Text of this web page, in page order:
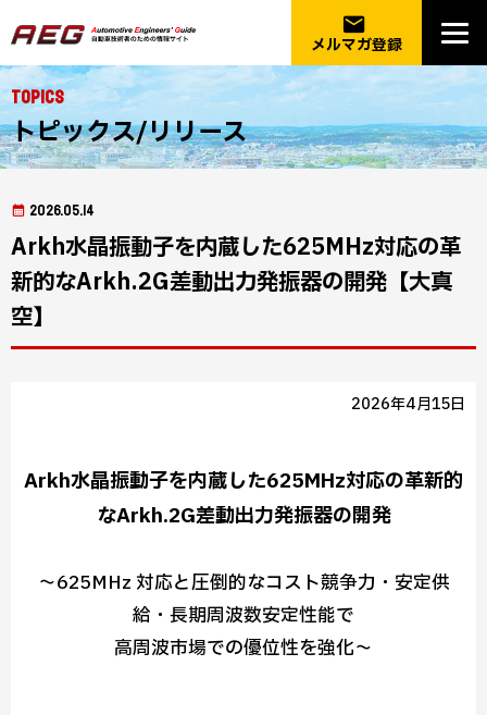
email
メルマガ登録
Topics
トピックス/リリース
2026.05.14
Arkh水晶振動子を内蔵した625MHz対応の革
新的なArkh.2G差動出力発振器の開発【⼤真
空】
2026年4月15日
Arkh水晶振動子を内蔵した625MHz対応の革新的
なArkh.2G差動出力発振器の開発
〜625MHz 対応と圧倒的なコスト競争⼒・安定供
給・⻑期周波数安定性能で
⾼周波市場での優位性を強化〜